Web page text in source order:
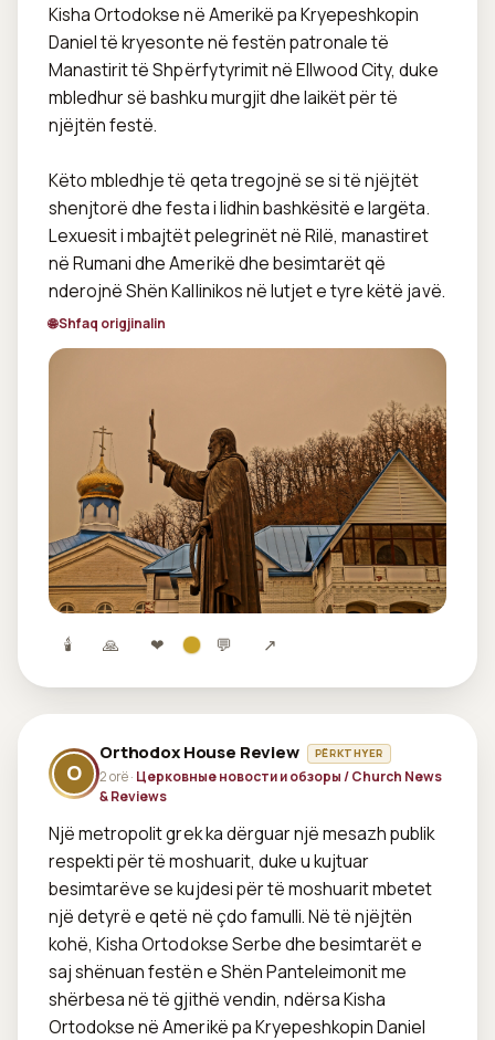
Kisha Ortodokse në Amerikë pa Kryepeshkopin
Daniel të kryesonte në festën patronale të
Manastirit të Shpërfytyrimit në Ellwood City, duke
mbledhur së bashku murgjit dhe laikët për të
njëjtën festë.
Këto mbledhje të qeta tregojnë se si të njëjtët
shenjtorë dhe festa i lidhin bashkësitë e largëta.
Lexuesit i mbajtët pelegrinët në Rilë, manastiret
në Rumani dhe Amerikë dhe besimtarët që
nderojnë Shën Kallinikos në lutjet e tyre këtë javë.
🌐 Shfaq origjinalin
🕯 🙏 ❤ 💬 ↗
O
Orthodox House Review PËRKTHYER
2 orë · Церковные новости и обзоры / Church News
& Reviews
Një metropolit grek ka dërguar një mesazh publik
respekti për të moshuarit, duke u kujtuar
besimtarëve se kujdesi për të moshuarit mbetet
një detyrë e qetë në çdo famulli. Në të njëjtën
kohë, Kisha Ortodokse Serbe dhe besimtarët e
saj shënuan festën e Shën Panteleimonit me
shërbesa në të gjithë vendin, ndërsa Kisha
Ortodokse në Amerikë pa Kryepeshkopin Daniel